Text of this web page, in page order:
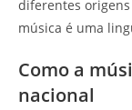
diferentes
música é uma
Como a
nacional